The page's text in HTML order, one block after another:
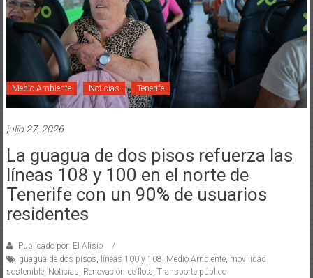
Medio Ambiente Noticias Tenerife
julio 27, 2026
La guagua de dos pisos refuerza las
líneas 108 y 100 en el norte de
Tenerife con un 90% de usuarios
residentes
Publicado por: El Alisio
guagua de dos pisos, líneas 100 y 108, Medio Ambiente, movilidad
sostenible, Noticias, Renovación de flota, Transporte público